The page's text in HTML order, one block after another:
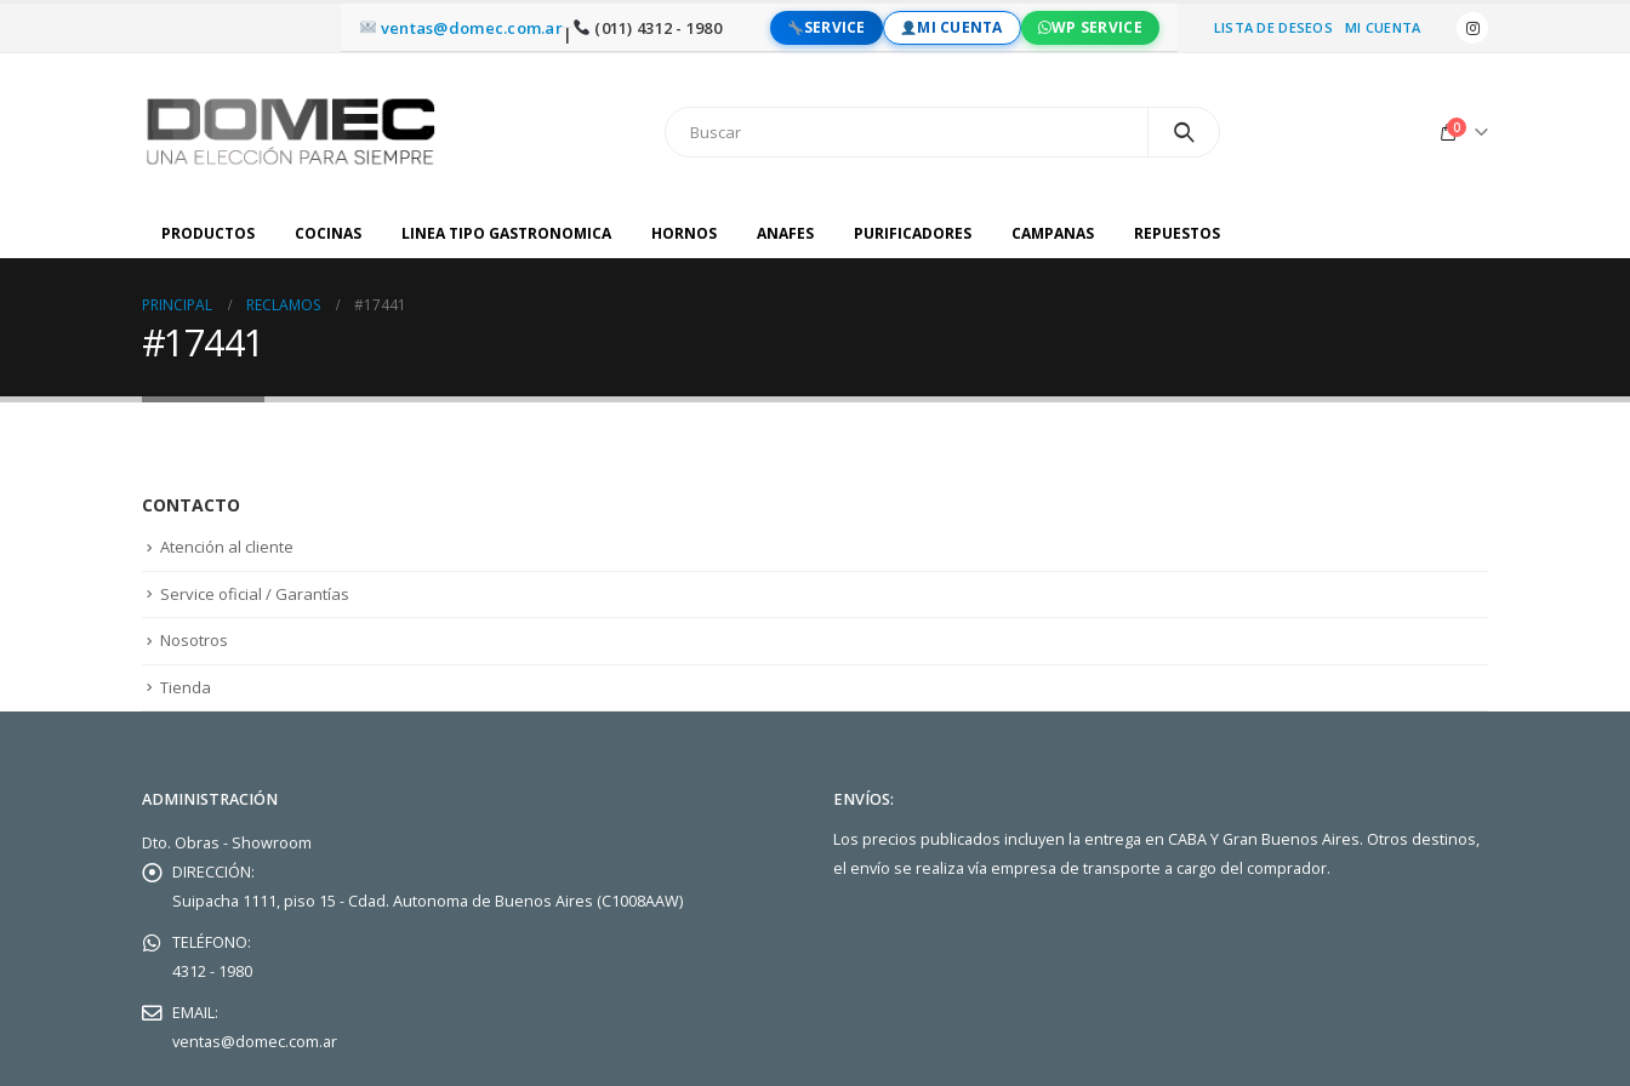
ventas@domec.com.ar| (011) 4312 - 1980 SERVICE MI CUENTA WP SERVICE LISTA DE DESEOS MI CUENTA
0
PRODUCTOS COCINAS LINEA TIPO GASTRONOMICA HORNOS ANAFES PURIFICADORES CAMPANAS REPUESTOS
PRINCIPAL RECLAMOS #17441
#17441
CONTACTO
Atención al cliente
Service oficial / Garantías
Nosotros
Tienda
ADMINISTRACIÓN
Dto. Obras - Showroom
DIRECCIÓN:
Suipacha 1111, piso 15 - Cdad. Autonoma de Buenos Aires (C1008AAW)
TELÉFONO:
4312 - 1980
EMAIL:
ventas@domec.com.ar
ENVÍOS:
Los precios publicados incluyen la entrega en CABA Y Gran Buenos Aires. Otros destinos,
el envío se realiza vía empresa de transporte a cargo del comprador.